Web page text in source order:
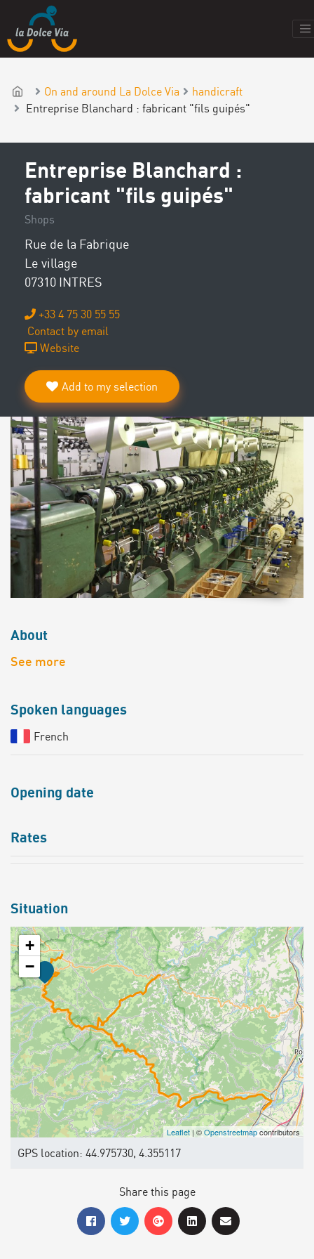
On and around La Dolce Via
handicraft
Entreprise Blanchard : fabricant "fils guipés"
Entreprise Blanchard :
fabricant "fils guipés"
Shops
Rue de la Fabrique
Le village
07310 INTRES
+33 4 75 30 55 55
Contact by email
Website
Add to my selection
About
See more
Spoken languages
French
Opening date
Rates
Situation
+
−
Leaflet | ©Openstreetmapcontributors
GPS location: 44.975730, 4.355117
Share this page